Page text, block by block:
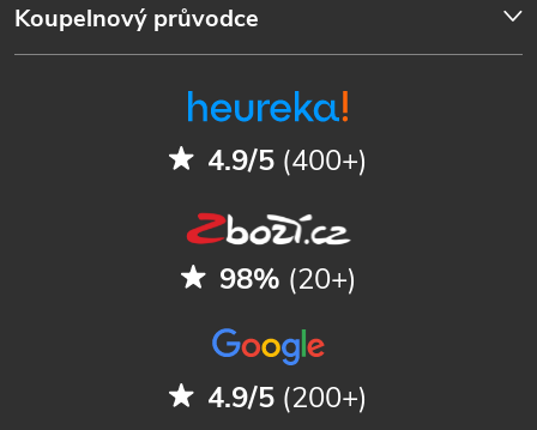
Koupelnový průvodce
4.9/5 (400+)
98% (20+)
4.9/5 (200+)